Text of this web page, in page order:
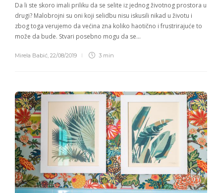
Da li ste skoro imali priliku da se selite iz jednog životnog prostora u
drugi? Malobrojni su oni koji selidbu nisu iskusili nikad u životu i
zbog toga verujemo da većina zna koliko haotično i frustrirajuće to
može da bude. Stvari posebno mogu da se…
Mirela Babić 22/08/2019 3 min